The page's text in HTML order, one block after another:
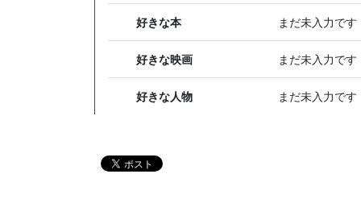
好きな本 まだ未入力です
好きな映画 まだ未入力です
好きな人物 まだ未入力です